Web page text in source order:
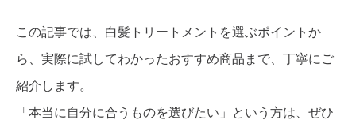
この記事では、白髪トリートメントを選ぶポイントか
ら、実際に試してわかったおすすめ商品まで、丁寧にご
紹介します。
「本当に自分に合うものを選びたい」という方は、ぜひ